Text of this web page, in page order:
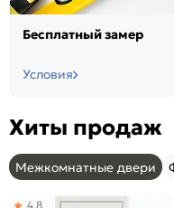
Бесплатный замер
Условия
Хиты продаж
Межкомнатные двери
4,8